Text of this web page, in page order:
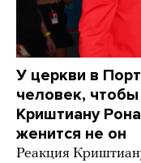
У церкви в
человек,
Криштиану
женится не он
Реакция